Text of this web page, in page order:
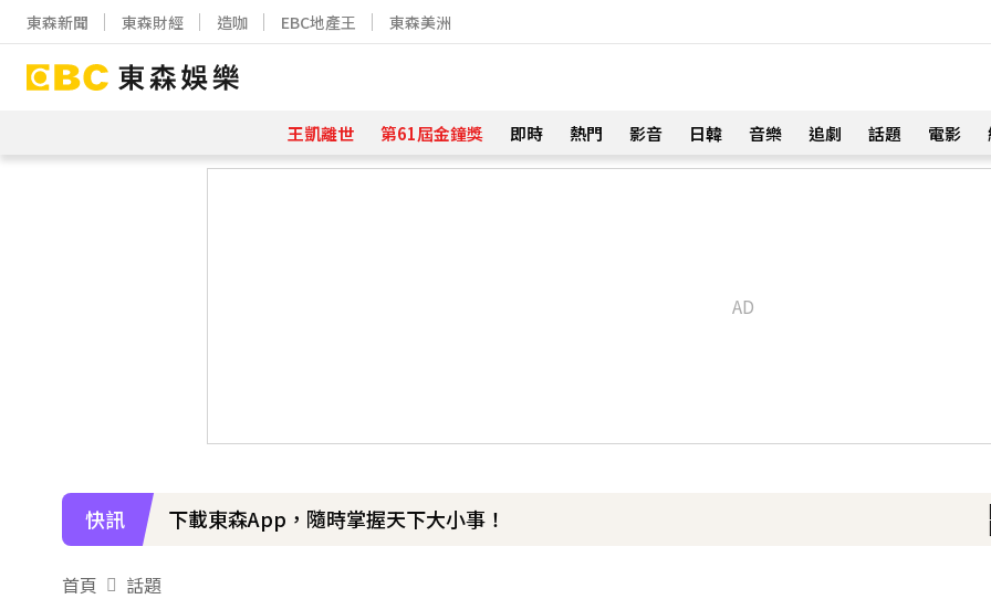
東森新聞 東森財經 造咖 EBC地產王 東森美洲
王凱離世 第61屆金鐘獎 即時 熱門 影音 日韓 音樂 追劇 話題 電影
快訊
70歲鋼吉他大師湯米德塔莫驟逝 妻淚喊：永遠是我一生摯愛
首頁 話題